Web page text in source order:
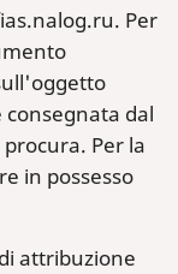
Per
dal
Per la
in possesso
attribuzione